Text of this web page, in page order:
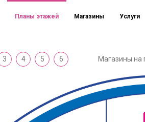
Планы этажей Магазины Услуги
3 4 5 6 Магазины на